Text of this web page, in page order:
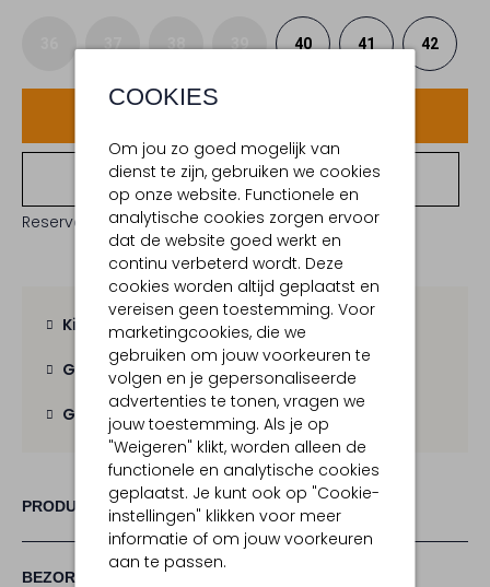
COOKIES
Om jou zo goed mogelijk van
dienst te zijn, gebruiken we cookies
op onze website. Functionele en
analytische cookies zorgen ervoor
dat de website goed werkt en
continu verbeterd wordt. Deze
cookies worden altijd geplaatst en
vereisen geen toestemming. Voor
marketingcookies, die we
gebruiken om jouw voorkeuren te
volgen en je gepersonaliseerde
advertenties te tonen, vragen we
jouw toestemming. Als je op
"Weigeren" klikt, worden alleen de
functionele en analytische cookies
geplaatst. Je kunt ook op "Cookie-
instellingen" klikken voor meer
informatie of om jouw voorkeuren
aan te passen.
37 38 39 40 41 42
Bekijk winkelvoorraad
Reserveer direct in een van onze 19 boutiques
Kies zelf je bezorgmoment
Gratis verzending vanaf € 100,-
Gratis retour binnen 30 dagen
PRODUCT INFORMATIE
BEZORGEN & RETOURNEREN